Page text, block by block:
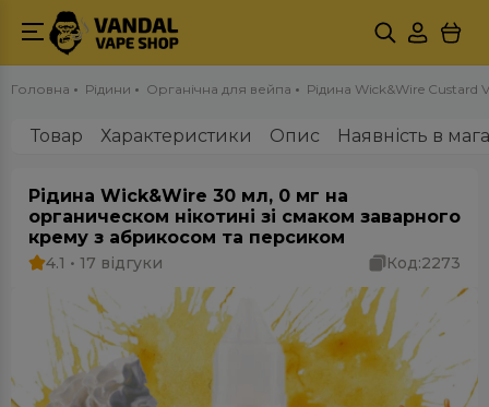
Головна Рідини Органічна для вейпа Рідина Wick&Wire Custard
Товар Характеристики Опис Наявність в
Рідина Wick&Wire 30 мл, 0 мг на
органическом нікотині зі смаком заварного
крему з абрикосом та персиком
4.1 • 17 відгуки Код:2273